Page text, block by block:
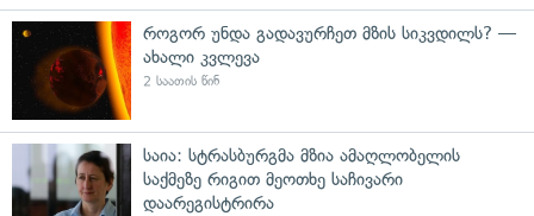
როგორ უნდა გადავურჩეთ მზის სიკვდილს? —
ახალი კვლევა
2 საათის წინ
საია: სტრასბურგმა მზია ამაღლობელის
საქმეზე რიგით მეოთხე საჩივარი
დაარეგისტრირა